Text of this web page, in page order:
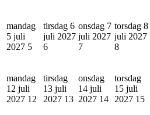
mandag
5 juli
2027 5
tirsdag 6
juli 2027
6
onsdag 7
juli 2027
7
torsdag 8
juli 2027
8
mandag
12 juli
2027 12
tirsdag
13 juli
2027 13
onsdag
14 juli
2027 14
torsdag
15 juli
2027 15